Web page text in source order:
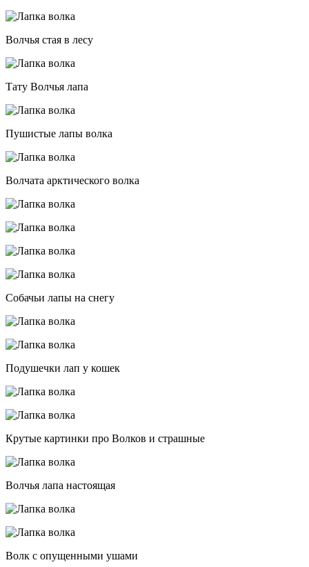
Волчья стая в лесу
Тату Волчья лапа
Пушистые лапы волка
Волчата арктического волка
Собачьи лапы на снегу
Подушечки лап у кошек
Крутые картинки про Волков и страшные
Волчья лапа настоящая
Волк с опущенными ушами